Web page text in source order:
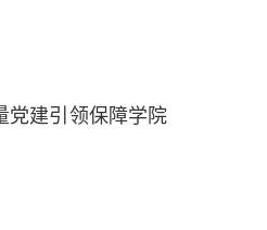
党建引领保障学院